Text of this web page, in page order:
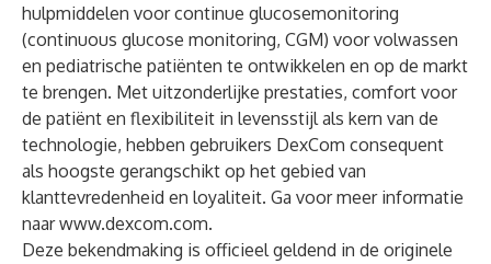
hulpmiddelen voor continue glucosemonitoring
(continuous glucose monitoring, CGM) voor volwassen
en pediatrische patiënten te ontwikkelen en op de markt
te brengen. Met uitzonderlijke prestaties, comfort voor
de patiënt en flexibiliteit in levensstijl als kern van de
technologie, hebben gebruikers DexCom consequent
als hoogste gerangschikt op het gebied van
klanttevredenheid en loyaliteit. Ga voor meer informatie
naarwww.dexcom.com.
Deze bekendmaking is officieel geldend in de originele